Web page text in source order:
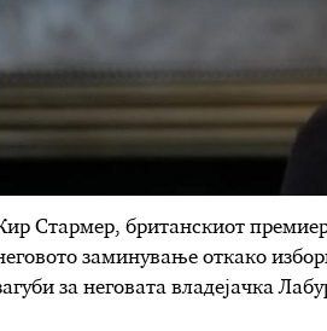
Стармер, британскиот
заминување откако
за неговата владејачка